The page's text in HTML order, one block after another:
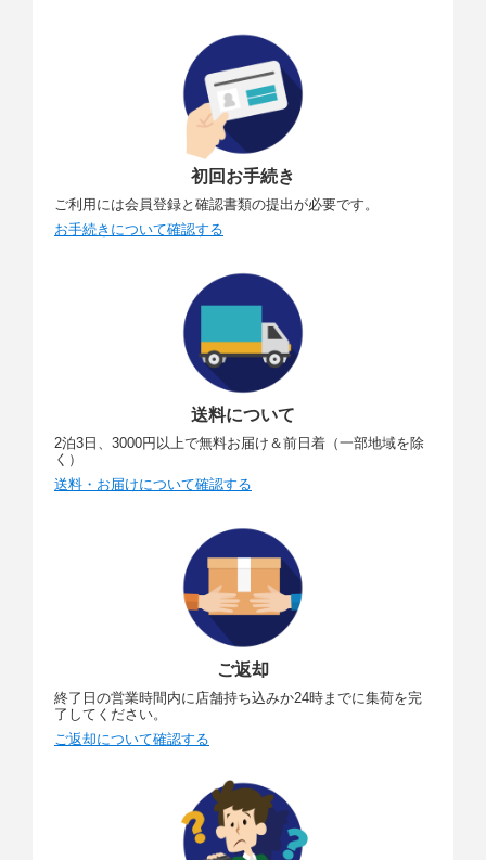
初回お手続き
ご利用には会員登録と確認書類の提出が必要です。
お手続きについて確認する
送料について
2泊3日、3000円以上で無料お届け＆前日着（一部地域を除
く）
送料・お届けについて確認する
ご返却
終了日の営業時間内に店舗持ち込みか24時までに集荷を完
了してください。
ご返却について確認する